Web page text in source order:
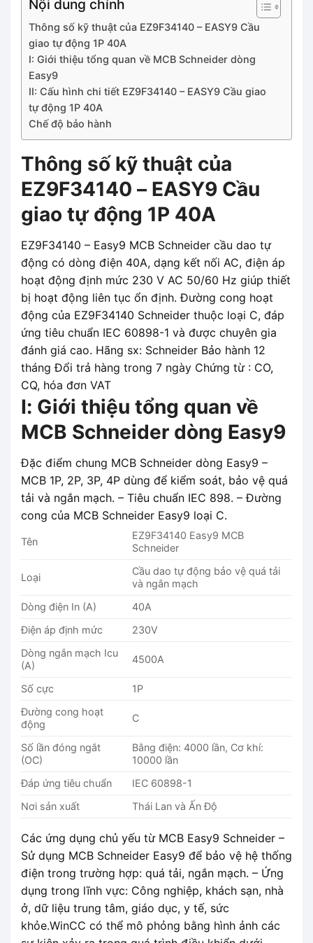
Nội dung chính
Thông số kỹ thuật của EZ9F34140 – EASY9 Cầu
giao tự động 1P 40A
I: Giới thiệu tổng quan về MCB Schneider dòng
Easy9
II: Cấu hình chi tiết EZ9F34140 – EASY9 Cầu giao
tự động 1P 40A
Chế độ bảo hành
Thông số kỹ thuật của
EZ9F34140 – EASY9 Cầu
giao tự động 1P 40A
EZ9F34140 – Easy9 MCB Schneider cầu dao tự
động có dòng điện 40A, dạng kết nối AC, điện áp
hoạt động định mức 230 V AC 50/60 Hz giúp thiết
bị hoạt động liên tục ổn định. Đường cong hoạt
động của EZ9F34140 Schneider thuộc loại C, đáp
ứng tiêu chuẩn IEC 60898-1 và được chuyên gia
đánh giá cao. Hãng sx: Schneider Bảo hành 12
tháng Đổi trả hàng trong 7 ngày Chứng từ : CO,
CQ, hóa đơn VAT
I: Giới thiệu tổng quan về
MCB Schneider dòng Easy9
Đặc điểm chung MCB Schneider dòng Easy9 –
MCB 1P, 2P, 3P, 4P dùng để kiểm soát, bảo vệ quá
tải và ngắn mạch. – Tiêu chuẩn IEC 898. – Đường
cong của MCB Schneider Easy9 loại C.
Tên
EZ9F34140 Easy9 MCB
Schneider
Loại
Cầu dao tự động bảo vệ quá tải
và ngắn mạch
Dòng điện In (A)
40A
Điện áp định mức
230V
Dòng ngắn mạch Icu
(A)
4500A
Số cực
1P
Đường cong hoạt
động
C
Số lần đóng ngắt
(OC)
Bằng điện: 4000 lần, Cơ khí:
10000 lần
Đáp ứng tiêu chuẩn
IEC 60898-1
Nơi sản xuất
Thái Lan và Ấn Độ
Các ứng dụng chủ yếu từ MCB Easy9 Schneider –
Sử dụng MCB Schneider Easy9 để bảo vệ hệ thống
điện trong trường hợp: quá tải, ngắn mạch. – Ứng
dụng trong lĩnh vực: Công nghiệp, khách sạn, nhà
ở, dữ liệu trung tâm, giáo dục, y tế, sức
khỏe.WinCC có thể mô phỏng bằng hình ảnh các